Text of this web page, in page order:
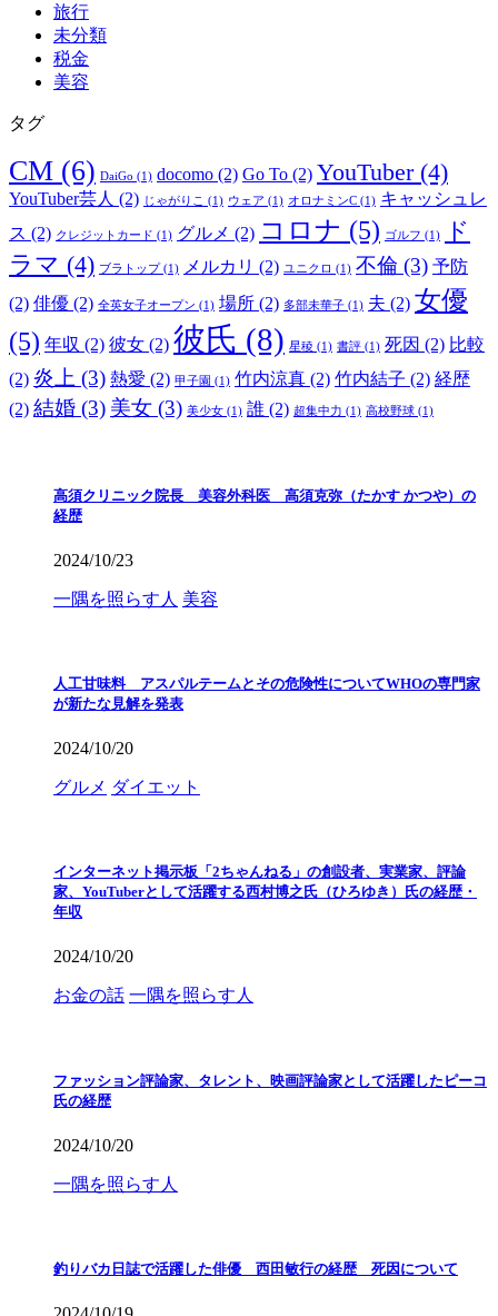
旅行
未分類
税金
美容
タグ
CM (6) DaiGo (1) docomo (2) Go To (2) YouTuber(4)
YouTuber芸人 (2) じゃがりこ (1) ウェア (1) オロナミンC (1) キャッシュレ
ス (2) クレジットカード (1) グルメ (2) コロナ (5) ゴルフ (1)
ド
ラマ (4) ブラトップ (1) メルカリ (2) ユニクロ (1) 不倫 (3) 予防
(2) 俳優 (2) 全英女子オープン (1) 場所 (2) 多部未華子 (1) 夫 (2) 女優
(5) 年収 (2) 彼女 (2) 彼氏 (8) 星稜 (1) 書評 (1) 死因 (2) 比較
(2) 炎上 (3) 熱愛 (2) 甲子園 (1) 竹内涼真 (2) 竹内結子 (2) 経歴
(2) 結婚 (3) 美女 (3) 美少女 (1) 誰 (2) 超集中力 (1) 高校野球 (1)
高須クリニック院長 美容外科医 高須克弥（たかす かつや）の
経歴
2024/10/23
一隅を照らす人 美容
人工甘味料 アスパルテームとその危険性についてWHOの専門家
が新たな見解を発表
2024/10/20
グルメ ダイエット
インターネット掲示板「2ちゃんねる」の創設者、実業家、評論
家、YouTuberとして活躍する西村博之氏（ひろゆき）氏の経歴・
年収
2024/10/20
お金の話 一隅を照らす人
ファッション評論家、タレント、映画評論家として活躍したピーコ
氏の経歴
2024/10/20
一隅を照らす人
釣りバカ日誌で活躍した俳優 西田敏行の経歴 死因について